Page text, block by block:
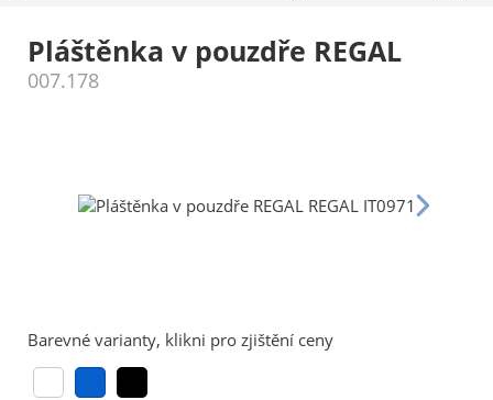
Pláštěnka v pouzdře REGAL
007.178
Barevné varianty, klikni pro zjištění ceny